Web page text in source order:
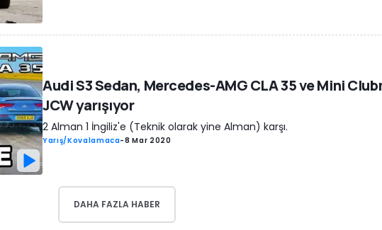
Audi S3 Sedan, Mercedes-AMG CLA 35 ve Mini
JCW yarışıyor
2 Alman 1 İngiliz'e (Teknik olarak yine Alman) karşı.
Yarış/Kovalamaca-8 Mar 2020
DAHA FAZLA HABER